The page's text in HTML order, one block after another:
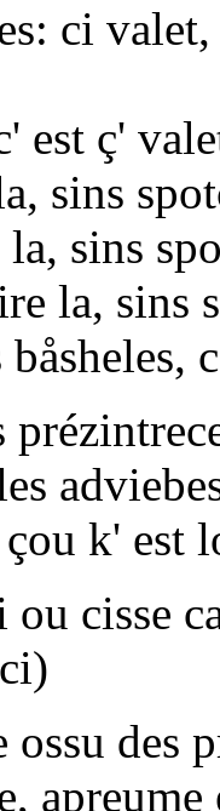
ci
est ç'
sins
la, sins
la, sins
båsheles,
k' est
ou cisse
des